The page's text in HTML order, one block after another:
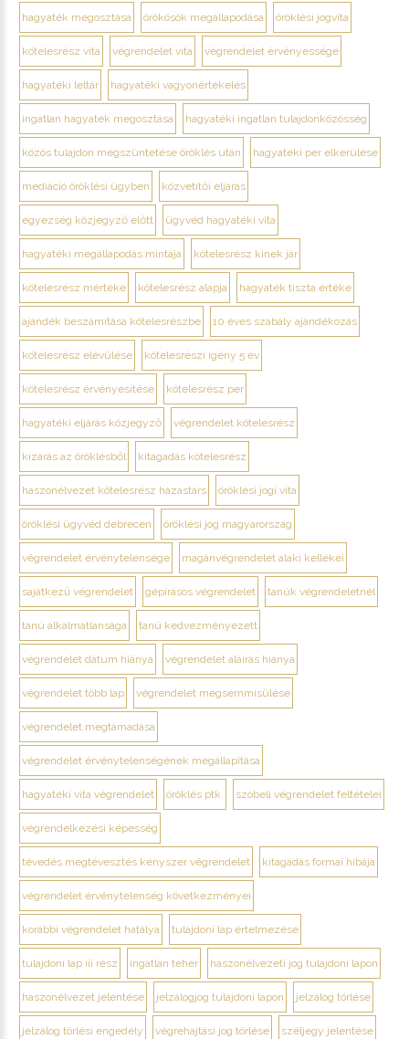
hagyaték megosztása örökösök megállapodása öröklési jogvita
kötelesrész vita végrendelet vita végrendelet érvényessége
hagyatéki leltár hagyatéki vagyonértékelés
ingatlan hagyaték megosztása hagyatéki ingatlan tulajdonközösség
közös tulajdon megszüntetése öröklés után hagyatéki per elkerülése
mediáció öröklési ügyben közvetítői eljárás
egyezség közjegyző előtt ügyvéd hagyatéki vita
hagyatéki megállapodás mintája kötelesrész kinek jár
kötelesrész mértéke kötelesrész alapja hagyaték tiszta értéke
ajándék beszámítása kötelesrészbe 10 éves szabály ajándékozás
kötelesrész elévülése kötelesrészi igény 5 év
kötelesrész érvényesítése kötelesrész per
hagyatéki eljárás közjegyző végrendelet kötelesrész
kizárás az öröklésből kitagadás kötelesrész
haszonélvezet kötelesrész házastárs öröklési jogi vita
öröklési ügyvéd debrecen öröklési jog magyarország
végrendelet érvénytelensége magánvégrendelet alaki kellékei
sajátkezű végrendelet gépírásos végrendelet tanúk végrendeletnél
tanú alkalmatlansága tanú kedvezményezett
végrendelet dátum hiánya végrendelet aláírás hiánya
végrendelet több lap végrendelet megsemmisülése
végrendelet megtámadása
végrendelet érvénytelenségének megállapítása
hagyatéki vita végrendelet öröklés ptk. szóbeli végrendelet feltételei
végrendelkezési képesség
tévedés megtévesztés kényszer végrendelet kitagadás formai hibája
végrendelet érvénytelenség következményei
korábbi végrendelet hatálya tulajdoni lap értelmezése
tulajdoni lap iii rész ingatlan teher haszonélvezeti jog tulajdoni lapon
haszonélvezet jelentése jelzálogjog tulajdoni lapon jelzálog törlése
jelzálog törlési engedély végrehajtási jog törlése széljegy jelentése